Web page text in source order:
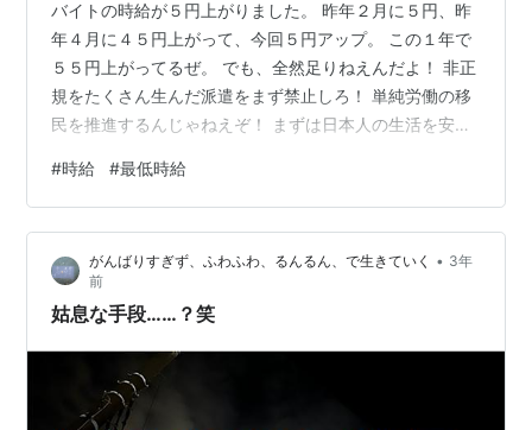
バイトの時給が５円上がりました。 昨年２月に５円、昨
年４月に４５円上がって、今回５円アップ。 この１年で
５５円上がってるぜ。 でも、全然足りねえんだよ！ 非正
規をたくさん生んだ派遣をまず禁止しろ！ 単純労働の移
民を推進するんじゃねえぞ！ まずは日本人の生活を安定
効）です。
#時給 #最低時給
がんばりすぎず、ふわふわ、るんるん、で生きていく • 3年
前
姑息な手段……？笑